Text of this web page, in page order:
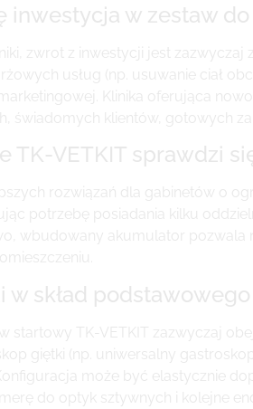
inwestycja w zestaw
zwrot z inwestycji jest zazwyczaj
usług (np. usuwanie ciał
Klinika oferująca
świadomych klientów, gotowych
TK-VETKIT sprawdzi
rozwiązań dla gabinetów o
potrzebę posiadania kilku
wbudowany akumulator pozwala
w skład
TK-VETKIT zazwyczaj
giętki (np. uniwersalny
może być elastycznie
do optyk sztywnych i kolejne